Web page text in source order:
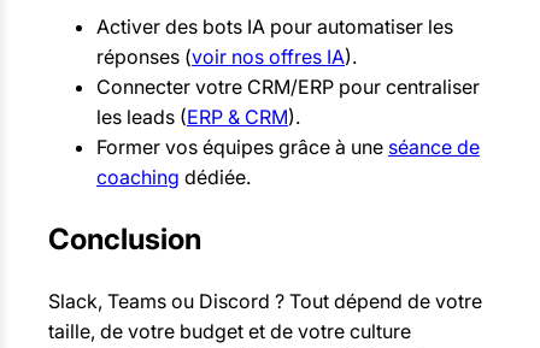
Activer des bots IA pour automatiser les
réponses (voir nos offres IA).
Connecter votre CRM/ERP pour centraliser
les leads (ERP & CRM).
Former vos équipes grâce à une séance de
coaching dédiée.
Conclusion
Slack, Teams ou Discord ? Tout dépend de votre
taille, de votre budget et de votre culture